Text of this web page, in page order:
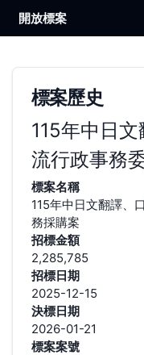
開放標案
標案歷史
115年中日
流行政事務
標案名稱
115年中日文翻譯、
務採購案
招標金額
2,285,785
招標日期
2025-12-15
決標日期
2026-01-21
標案案號